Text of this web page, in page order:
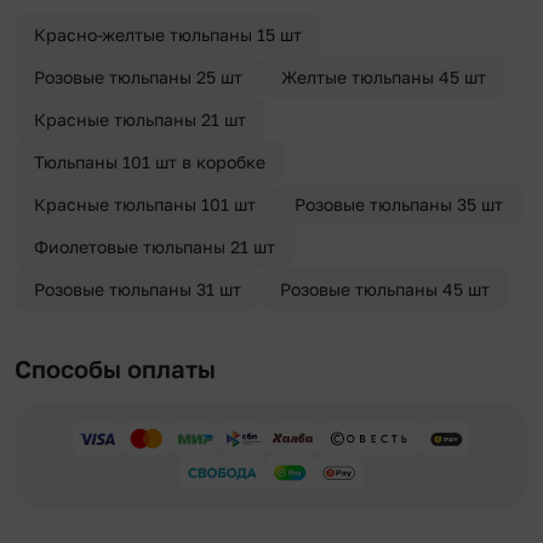
Красно-желтые тюльпаны 15 шт
Розовые тюльпаны 25 шт Желтые тюльпаны 45 шт
Красные тюльпаны 21 шт
Тюльпаны 101 шт в коробке
Красные тюльпаны 101 шт Розовые тюльпаны 35 шт
Фиолетовые тюльпаны 21 шт
Розовые тюльпаны 31 шт Розовые тюльпаны 45 шт
Способы оплаты